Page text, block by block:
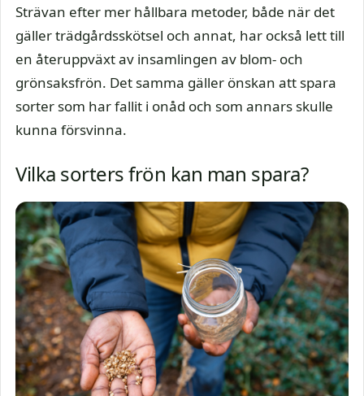
Strävan efter mer hållbara metoder, både när det
gäller trädgårdsskötsel och annat, har också lett till
en återuppväxt av insamlingen av blom- och
grönsaksfrön. Det samma gäller önskan att spara
sorter som har fallit i onåd och som annars skulle
kunna försvinna.
Vilka sorters frön kan man spara?